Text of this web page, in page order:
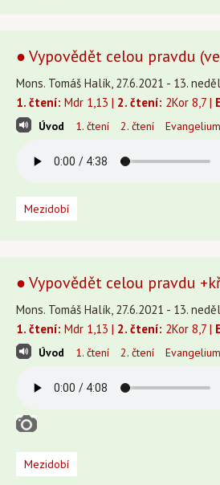
● Vypovědět celou pravdu
Mons. Tomáš Halík, 27.6.2021 - 13.
1. čtení: Mdr 1,13 | 2. čtení: 2Kor 8,7 |
Úvod 1. čtení 2. čtení Evangelium
Mezidobí
● Vypovědět celou pravdu
Mons. Tomáš Halík, 27.6.2021 - 13.
1. čtení: Mdr 1,13 | 2. čtení: 2Kor 8,7 |
Úvod 1. čtení 2. čtení Evangelium
Mezidobí